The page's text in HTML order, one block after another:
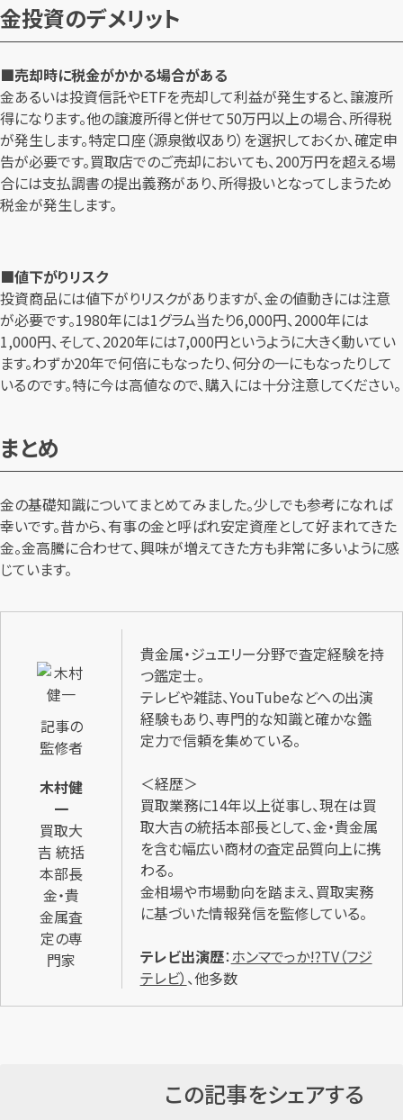
金投資のデメリット
■売却時に税金がかかる場合がある
金あるいは投資信託やETFを売却して利益が発生すると、譲渡所
得になります。他の譲渡所得と併せて50万円以上の場合、所得税
が発生します。特定口座（源泉徴収あり）を選択しておくか、確定申
告が必要です。買取店でのご売却においても、200万円を超える場
合には支払調書の提出義務があり、所得扱いとなってしまうため
税金が発生します。
■値下がりリスク
投資商品には値下がりリスクがありますが、金の値動きには注意
が必要です。1980年には1グラム当たり6,000円、2000年には
1,000円、そして、2020年には7,000円というように大きく動いてい
ます。わずか20年で何倍にもなったり、何分の一にもなったりして
いるのです。特に今は高値なので、購入には十分注意してください。
まとめ
金の基礎知識についてまとめてみました。少しでも参考になれば
幸いです。昔から、有事の金と呼ばれ安定資産として好まれてきた
金。金高騰に合わせて、興味が増えてきた方も非常に多いように感
じています。
記事の
監修者
木村健
一
買取大
吉 統括
本部長
金・貴
金属査
定の専
門家
貴金属・ジュエリー分野で査定経験を持
つ鑑定士。
テレビや雑誌、YouTubeなどへの出演
経験もあり、専門的な知識と確かな鑑
定力で信頼を集めている。
＜経歴＞
買取業務に14年以上従事し、現在は買
取大吉の統括本部長として、金・貴金属
を含む幅広い商材の査定品質向上に携
わる。
金相場や市場動向を踏まえ、買取実務
に基づいた情報発信を監修している。
テレビ出演歴：ホンマでっか!?TV（フジ
テレビ） 、他多数
この記事をシェアする